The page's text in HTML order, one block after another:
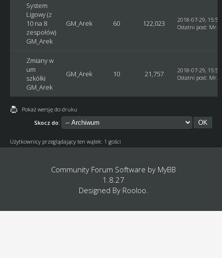
System
Ligowy (z
10 na 8
zespołów)
GM_Arek
GM_Arek 60 122,023
2018-07-29,
Ostatni post: Mr.
Zmiany w
um
szkółki
GM_Arek
GM_Arek 10 21,757
2018-07-29,
Ostatni post: Mr.
Pokaż wersję do druku
Skocz do:
Użytkownicy przeglądający ten wątek: 1 gości
Community Forum Software by MyBB
1.8.27
Designed By Rooloo